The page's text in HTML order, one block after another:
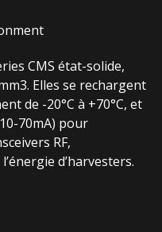
CMS état-solide,
Elles se rechargent
de -20°C à +70°C, et
70mA) pour
RF,
d’harvesters.